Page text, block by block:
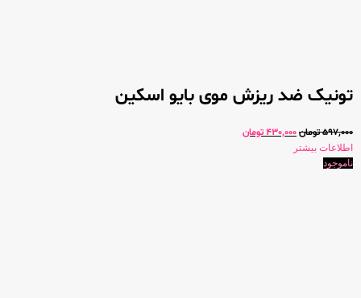
تونیک ضد ریزش موی بایو اسکین
597,000تومان430,000 تومان
اطلاعات بیشتر
ناموجود